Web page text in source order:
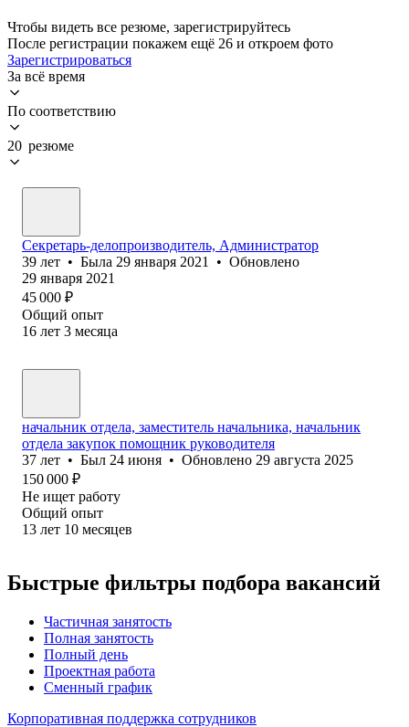
Чтобы видеть все резюме, зарегистрируйтесь
После регистрации покажем ещё 26 и откроем фото
Зарегистрироваться
За всё время
По соответствию
20 резюме
Секретарь-делопроизводитель, Администратор
39 лет • Была 29 января 2021 • Обновлено
29 января 2021
45 000 ₽
Общий опыт
16 лет 3 месяца
начальник отдела, заместитель начальника, начальник
отдела закупок помощник руководителя
37 лет • Был 24 июня • Обновлено 29 августа 2025
150 000 ₽
Не ищет работу
Общий опыт
13 лет 10 месяцев
Быстрые фильтры подбора вакансий
Частичная занятость
Полная занятость
Полный день
Проектная работа
Сменный график
Корпоративная поддержка сотрудников